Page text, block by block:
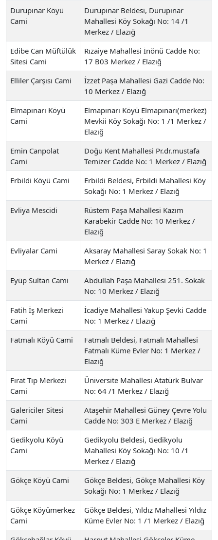
Durupınar Köyü
Cami
Durupınar Beldesi, Durupınar
Mahallesi Köy Sokağı No: 14 /1
Merkez / Elazığ
Edibe Can Müftülük
Sitesi Cami
Rızaiye Mahallesi İnönü Cadde No:
17 B03 Merkez / Elazığ
Elliler Çarşısı Cami
İzzet Paşa Mahallesi Gazi Cadde No:
10 Merkez / Elazığ
Elmapınarı Köyü
Cami
Elmapınarı Köyü Elmapınarı(merkez)
Mevkii Köy Sokağı No: 1 /1 Merkez /
Elazığ
Emin Canpolat
Cami
Doğu Kent Mahallesi Pr.dr.mustafa
Temizer Cadde No: 1 Merkez / Elazığ
Erbildi Köyü Cami
Erbildi Beldesi, Erbildi Mahallesi Köy
Sokağı No: 1 Merkez / Elazığ
Evliya Mescidi
Rüstem Paşa Mahallesi Kazım
Karabekir Cadde No: 10 Merkez /
Elazığ
Evliyalar Cami
Aksaray Mahallesi Saray Sokak No: 1
Merkez / Elazığ
Eyüp Sultan Cami
Abdullah Paşa Mahallesi 251. Sokak
No: 10 Merkez / Elazığ
Fatih İş Merkezi
Cami
İcadiye Mahallesi Yakup Şevki Cadde
No: 1 Merkez / Elazığ
Fatmalı Köyü Cami
Fatmalı Beldesi, Fatmalı Mahallesi
Fatmalı Küme Evler No: 1 Merkez /
Elazığ
Fırat Tıp Merkezi
Cami
Üniversite Mahallesi Atatürk Bulvar
No: 64 /1 Merkez / Elazığ
Galericiler Sitesi
Cami
Ataşehir Mahallesi Güney Çevre Yolu
Cadde No: 303 E Merkez / Elazığ
Gedikyolu Köyü
Cami
Gedikyolu Beldesi, Gedikyolu
Mahallesi Köy Sokağı No: 10 /1
Merkez / Elazığ
Gökçe Köyü Cami
Gökçe Beldesi, Gökçe Mahallesi Köy
Sokağı No: 1 Merkez / Elazığ
Gökçe Köyümerkez
Cami
Gökçe Beldesi, Yıldız Mahallesi Yıldız
Küme Evler No: 1 /1 Merkez / Elazığ